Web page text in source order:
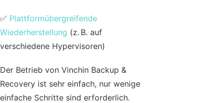
✅ Plattformübergreifende
Wiederherstellung (z. B. auf
verschiedene Hypervisoren)
Der Betrieb von Vinchin Backup &
Recovery ist sehr einfach, nur wenige
einfache Schritte sind erforderlich.